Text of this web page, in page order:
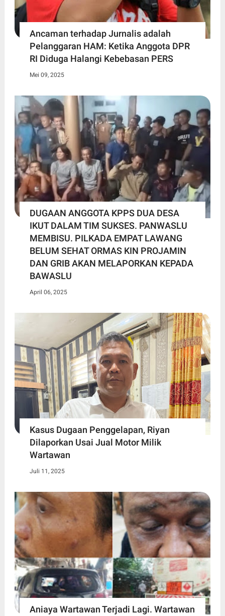
Ancaman terhadap Jurnalis adalah
Pelanggaran HAM: Ketika Anggota DPR
RI Diduga Halangi Kebebasan PERS
Mei 09, 2025
DUGAAN ANGGOTA KPPS DUA DESA
IKUT DALAM TIM SUKSES. PANWASLU
MEMBISU. PILKADA EMPAT LAWANG
BELUM SEHAT ORMAS KIN PROJAMIN
DAN GRIB AKAN MELAPORKAN KEPADA
BAWASLU
April 06, 2025
Kasus Dugaan Penggelapan, Riyan
Dilaporkan Usai Jual Motor Milik
Wartawan
Juli 11, 2025
Aniaya Wartawan Terjadi Lagi. Wartawan